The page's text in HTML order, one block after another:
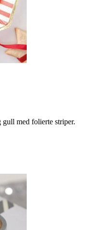
med folierte striper.